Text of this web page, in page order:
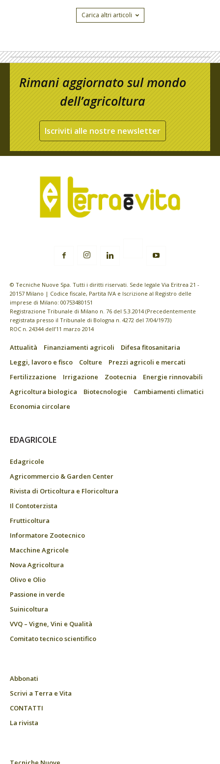
Carica altri articoli
Rimani aggiornato sul mondo
dell’agricoltura
Iscriviti alle nostre newsletter
© Tecniche Nuove Spa. Tutti i diritti riservati. Sede legale Via Eritrea 21 -
20157 Milano | Codice fiscale, Partita IVA e Iscrizione al Registro delle
imprese di Milano: 00753480151
Registrazione Tribunale di Milano n. 76 del 5.3.2014 (Precedentemente
registrata presso il Tribunale di Bologna n. 4272 del 7/04/1973)
ROC n. 24344 dell’11 marzo 2014
Attualità Finanziamenti agricoli
Difesa fitosanitaria
Leggi, lavoro e fisco
Colture
Prezzi agricoli e mercati
Fertilizzazione
Irrigazione Zootecnia
Energie rinnovabili
Agricoltura biologica
Biotecnologie
Cambiamenti climatici
Economia circolare
EDAGRICOLE
Edagricole
Agricommercio & Garden Center
Rivista di Orticoltura e Floricoltura
Il Contoterzista
Frutticoltura
Informatore Zootecnico
Macchine Agricole
Nova Agricoltura
Olivo e Olio
Passione in verde
Suinicoltura
VVQ – Vigne, Vini e Qualità
Comitato tecnico scientifico
Abbonati
Scrivi a Terra e Vita
CONTATTI
La rivista